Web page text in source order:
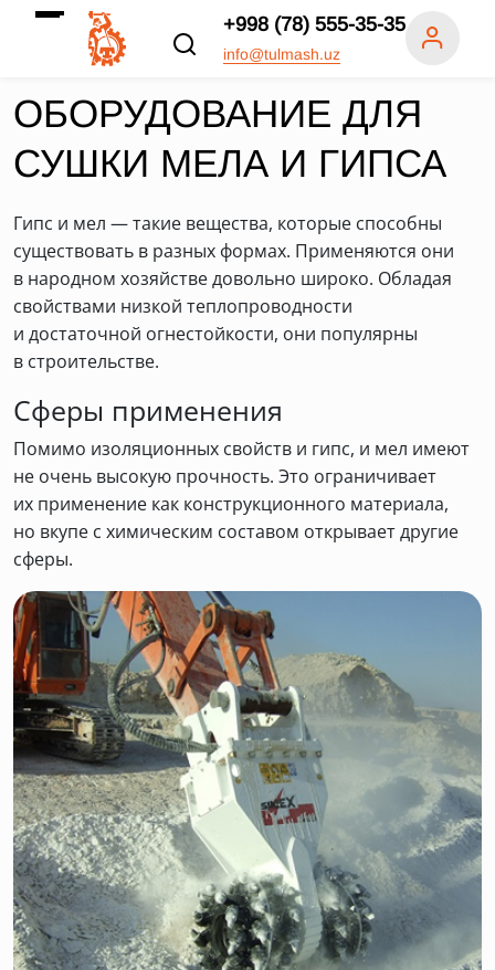
+998 (78) 555-35-35
info@tulmash.uz
ОБОРУДОВАНИЕ ДЛЯ
СУШКИ МЕЛА И ГИПСА
Гипс и мел — такие вещества, которые способны
существовать в разных формах. Применяются они
в народном хозяйстве довольно широко. Обладая
свойствами низкой теплопроводности
и достаточной огнестойкости, они популярны
в строительстве.
Сферы применения
Помимо изоляционных свойств и гипс, и мел имеют
не очень высокую прочность. Это ограничивает
их применение как конструкционного материала,
но вкупе с химическим составом открывает другие
сферы.